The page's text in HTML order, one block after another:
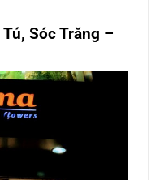
Sóc Trăng –